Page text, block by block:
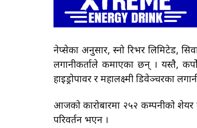
नेप्सेका अनुसार, स्नो रिभर लिमिटेड,
लगानीकर्ताले कमाएका छन् । यस्तै,
हाइड्रोपावर र महालक्ष्मी डिवेञ्चरका
आजको कारोबारमा २५२ कम्पनीको
परिवर्तन भएन ।